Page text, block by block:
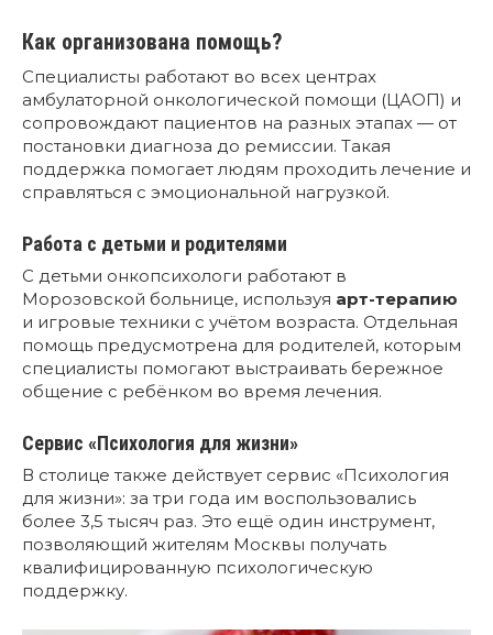
Как организована помощь?
Специалисты работают во всех центрах
амбулаторной онкологической помощи (ЦАОП) и
сопровождают пациентов на разных этапах — от
постановки диагноза до ремиссии. Такая
поддержка помогает людям проходить лечение и
справляться с эмоциональной нагрузкой.
Работа с детьми и родителями
С детьми онкопсихологи работают в
Морозовской больнице, используя арт-терапию
и игровые техники с учётом возраста. Отдельная
помощь предусмотрена для родителей, которым
специалисты помогают выстраивать бережное
общение с ребёнком во время лечения.
Сервис «Психология для жизни»
В столице также действует сервис «Психология
для жизни»: за три года им воспользовались
более 3,5 тысяч раз. Это ещё один инструмент,
позволяющий жителям Москвы получать
квалифицированную психологическую
поддержку.